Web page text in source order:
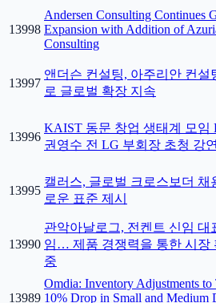
13998
Andersen Consulting Continues
Expansion with Addition of
Consulting
13997
앤더슨 컨설팅, 아주리안 컨설
로 글로벌 확장 지속
13996
KAIST 동문 창업 생태계 모임
권영수 전 LG 부회장 초청 강
13995
캘러스, 글로벌 크로스보더 채
로운 표준 제시
13990
관악아날로그, 전켄트 신임 대
임… 제품 경쟁력을 통한 시장
중
13989
Omdia: Inventory Adjustments to
10% Drop in Small and Medium